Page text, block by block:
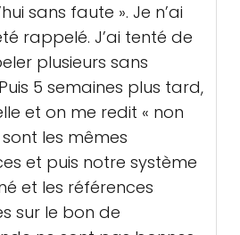
sans faute ». Je n’ai
rappelé. J’ai tenté de
plusieurs sans
5 semaines plus tard,
et on me redit « non
les mêmes
et puis notre système
et les références
sur le bon de